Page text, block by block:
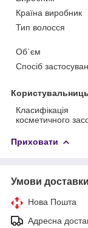
Країна виробник
Тип волосся
Об`єм
Спосіб
Класифікація
косметичного
Приховати
Умови доставки
Нова Пошта
Адресна